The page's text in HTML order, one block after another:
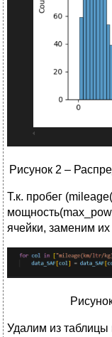
Рисунок 2 –
Т.к. пробег
ячейки, заменим
Удалим из таблицы